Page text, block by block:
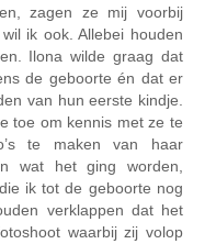
zagen ze mij voorbij
ik ook. Allebei houden
Ilona wilde graag dat
de geboorte én dat er
van hun eerste kindje.
toe om kennis met ze te
te maken van haar
wat het ging worden,
ik tot de geboorte nog
verklappen dat het
waarbij zij volop